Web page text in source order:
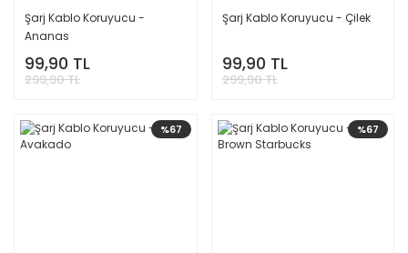
Şarj Kablo Koruyucu -
Ananas
99,90 TL
299,90 TL
Şarj Kablo Koruyucu - Çilek
99,90 TL
299,90 TL
%67 %67